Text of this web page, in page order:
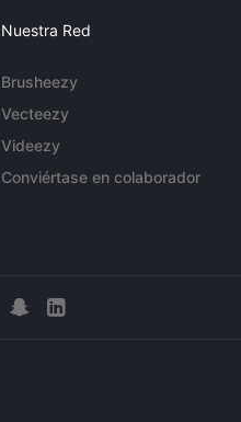
Nuestra Red
Brusheezy
Vecteezy
Videezy
Conviértase en colaborador